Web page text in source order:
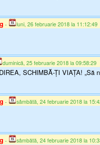
- luni, 26 februarie 2018 la 11:12:49
duminică, 25 februarie 2018 la 09:58:29
SCHIMBĂ-ȚI VIAȚA!
- sâmbătă, 24 februarie 2018 la
- sâmbătă, 24 februarie 2018 la